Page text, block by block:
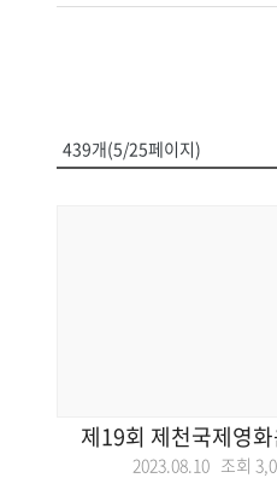
439개(5/25페이지)
제19회 제천국제영
2023.08.10 조회